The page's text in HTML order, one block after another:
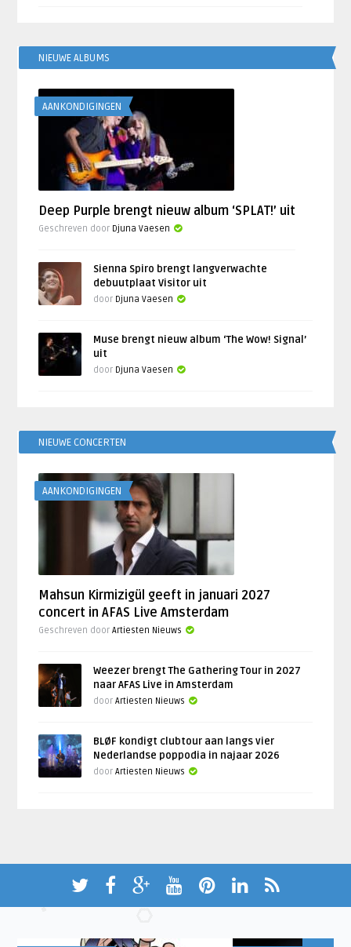
NIEUWE ALBUMS
AANKONDIGINGEN
Deep Purple brengt nieuw album ‘SPLAT!’ uit
Geschreven door Djuna Vaesen
Sienna Spiro brengt langverwachte
debuutplaat Visitor uit
door Djuna Vaesen
Muse brengt nieuw album ‘The Wow! Signal’
uit
door Djuna Vaesen
NIEUWE CONCERTEN
AANKONDIGINGEN
Mahsun Kirmizigül geeft in januari 2027
concert in AFAS Live Amsterdam
Geschreven doorArtiesten Nieuws
Weezer brengt The Gathering Tour in 2027
naar AFAS Live in Amsterdam
doorArtiesten Nieuws
BLØF kondigt clubtour aan langs vier
Nederlandse poppodia in najaar 2026
doorArtiesten Nieuws